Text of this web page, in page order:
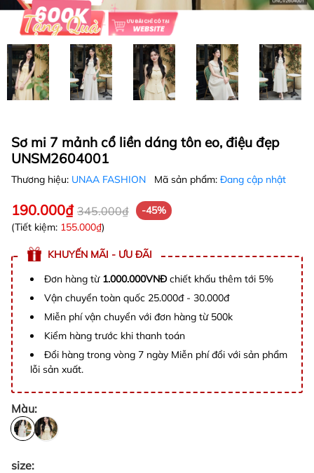
Sơ mi 7 mảnh cổ liền dáng tôn eo, điệu đẹp
UNSM2604001
Thương hiệu: UNAA FASHION Mã sản phẩm: Đang cập nhật
190.000₫ 345.000₫
-45%
(Tiết kiệm: 155.000₫)
KHUYẾN MÃI - ƯU ĐÃI
Đơn hàng từ 1.000.000VNĐchiết khấu thêm tới 5%
Vận chuyển toàn quốc 25.000đ - 30.000đ
Miễn phí vận chuyển với đơn hàng từ 500k
Kiểm hàng trước khi thanh toán
Đổi hàng trong vòng 7 ngày Miễn phí đổi với sản phẩm
lỗi sản xuất.
Màu:
size: